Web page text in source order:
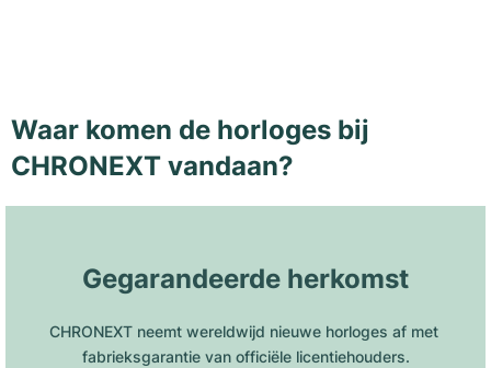
Waar komen de horloges bij
CHRONEXT vandaan?
Gegarandeerde herkomst
CHRONEXT neemt wereldwijd nieuwe horloges af met
fabrieksgarantie van officiële licentiehouders.